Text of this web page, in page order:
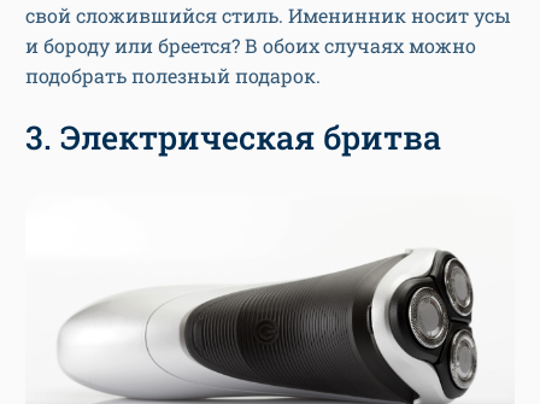
свой сложившийся стиль. Именинник носит усы
и бороду или бреется? В обоих случаях можно
подобрать полезный подарок.
3. Электрическая бритва